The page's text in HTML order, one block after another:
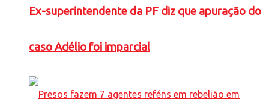
Ex-superintendente da PF diz que apuração do
caso Adélio foi imparcial